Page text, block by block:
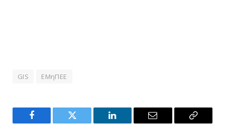
GIS ΕΜηΠΕΕ
Facebook Twitter LinkedIn Email
Copy